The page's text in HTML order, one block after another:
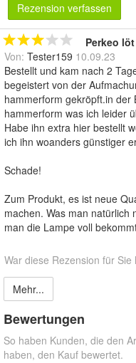
Rezension verfassen
Perkeo
Von: Tester159 10.09.23
Bestellt und kam nach 2
begeistert von der
hammerform gekröpft.in
hammerform was ich leider
Habe ihn extra hier bestellt
ich ihn woanders günstiger
Schade!
Zum Produkt, es ist neue
machen. Was man natürlich
man die Lampe voll
War diese Rezension für Sie
Mehr...
Bewertungen
So haben Kunden, die den
haben, den Kauf bewertet.